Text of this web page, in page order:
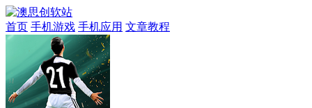
首页 手机游戏 手机应用 文章教程